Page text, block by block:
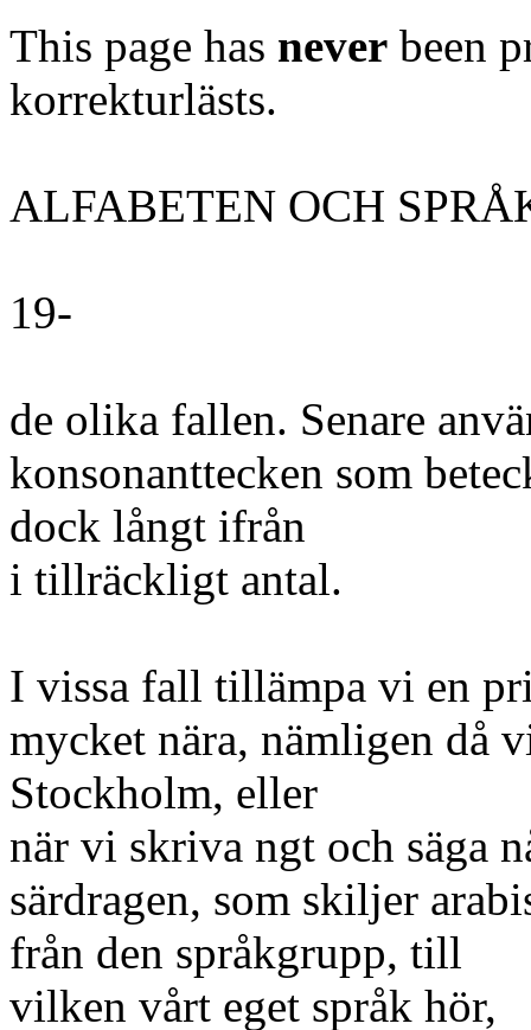
This page has never been
korrekturlästs.
ALFABETEN OCH
19-
de olika fallen. Senare
konsonanttecken som
dock långt ifrån
i tillräckligt antal.
I vissa fall tillämpa vi en
mycket nära, nämligen då
Stockholm, eller
när vi skriva ngt och säga
särdragen, som skiljer
från den språkgrupp, till
vilken vårt eget språk hör,